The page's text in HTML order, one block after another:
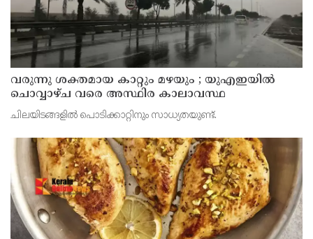
വരുന്നു ശക്തമായ കാറ്റും മഴയും ; യുഎഇയില്‍
ചൊവ്വാഴ്ച വരെ അസ്ഥിര കാലാവസ്ഥ
ചിലയിടങ്ങളില്‍ പൊടിക്കാറ്റിനും സാധ്യതയുണ്ട്.